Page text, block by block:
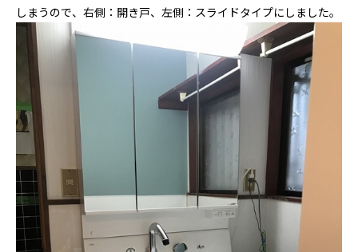
しまうので、右側：開き戸、左側：スライドタイプにしました。